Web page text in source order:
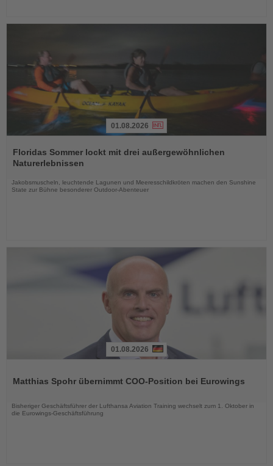
Sie
die
01.08.2026
Floridas Sommer lockt mit drei außergewöhnlichen
Naturerlebnissen
Jakobsmuscheln, leuchtende Lagunen und Meeresschildkröten machen den Sunshine
State zur Bühne besonderer Outdoor-Abenteuer
die
01.08.2026
Matthias Spohr übernimmt COO-Position bei Eurowings
Bisheriger Geschäftsführer der Lufthansa Aviation Training wechselt zum 1. Oktober in
die Eurowings-Geschäftsführung